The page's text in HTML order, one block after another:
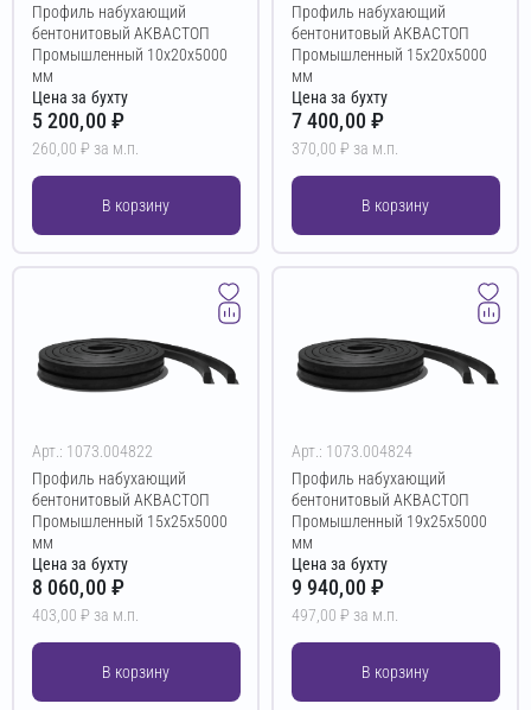
Профиль набухающий
бентонитовый АКВАСТОП
Промышленный 10х20х5000
мм
Цена за бухту
5 200,00 ₽
260,00 ₽ за м.п.
В корзину
Профиль набухающий
бентонитовый АКВАСТОП
Промышленный 15х20х5000
мм
Цена за бухту
7 400,00 ₽
370,00 ₽ за м.п.
В корзину
Арт.: 1073.004822
Профиль набухающий
бентонитовый АКВАСТОП
Промышленный 15х25х5000
мм
Цена за бухту
8 060,00 ₽
403,00 ₽ за м.п.
В корзину
Арт.: 1073.004824
Профиль набухающий
бентонитовый АКВАСТОП
Промышленный 19х25х5000
мм
Цена за бухту
9 940,00 ₽
497,00 ₽ за м.п.
В корзину